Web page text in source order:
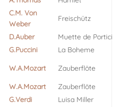
C.M. Von
Weber
Freischütz
D.Auber Muette de Portici
G.Puccini
La Boheme
W.A.Mozart Zauberflöte
W.A.Mozart
Zauberflöte
G.Verdi
Luisa Miller